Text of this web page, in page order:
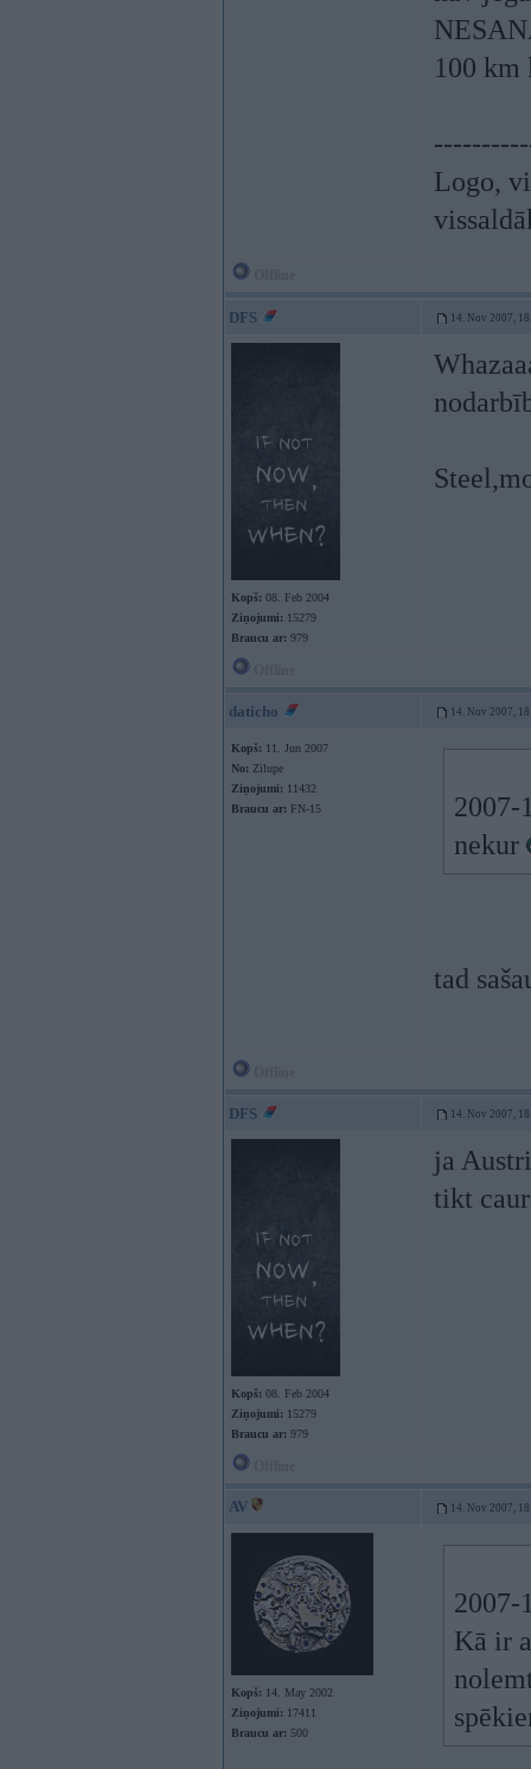
100
Logo,
DFS 14. Nov 2007,
Kopš: 08. Feb 2004
Ziņojumi: 15279
Braucu ar: 979
daticho 14. Nov 2007,
Kopš: 11. Jun 2007
No: Zilupe
Ziņojumi: 11432
Braucu ar: FN-15
2007-
nekur
tad
DFS 14. Nov 2007,
Kopš: 08. Feb 2004
Ziņojumi: 15279
Braucu ar: 979
ja
tikt
AV 14. Nov 2007,
Kopš: 14. May 2002
Ziņojumi: 17411
Braucu ar: 500
2007-
Kā ir